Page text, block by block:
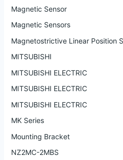
Magnetic Sensor
Magnetic Sensors
Magnetostrictive Linear Position
MITSUBISHI
MITSUBISHI ELECTRIC
MITSUBISHI ELECTRIC
MITSUBISHI ELECTRIC
MK Series
Mounting Bracket
NZ2MC-2MBS